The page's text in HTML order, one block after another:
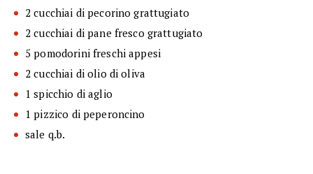
2 cucchiai di pecorino grattugiato
2 cucchiai di pane fresco grattugiato
5 pomodorini freschi appesi
2 cucchiai di olio di oliva
1 spicchio di aglio
1 pizzico di peperoncino
sale q.b.